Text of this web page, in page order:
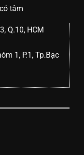
tâm
Q.10, HCM
1, P.1, Tp.Bạc